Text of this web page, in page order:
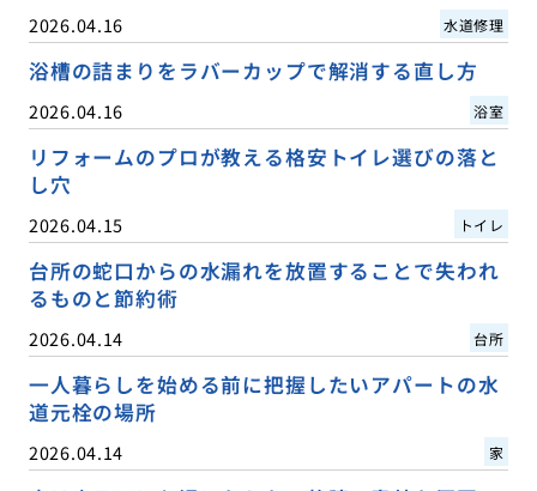
2026.04.16 水道修理
浴槽の詰まりをラバーカップで解消する直し方
2026.04.16 浴室
リフォームのプロが教える格安トイレ選びの落と
し穴
2026.04.15 トイレ
台所の蛇口からの水漏れを放置することで失われ
るものと節約術
2026.04.14 台所
一人暮らしを始める前に把握したいアパートの水
道元栓の場所
2026.04.14 家